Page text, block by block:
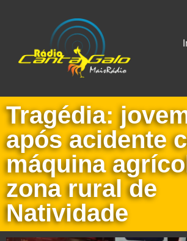
Tragédia:
após acidente
máquina
zona rural de
Natividade